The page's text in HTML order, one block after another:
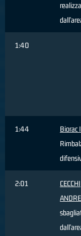
1:40
1:44 Biorac
2:01
CECCHI